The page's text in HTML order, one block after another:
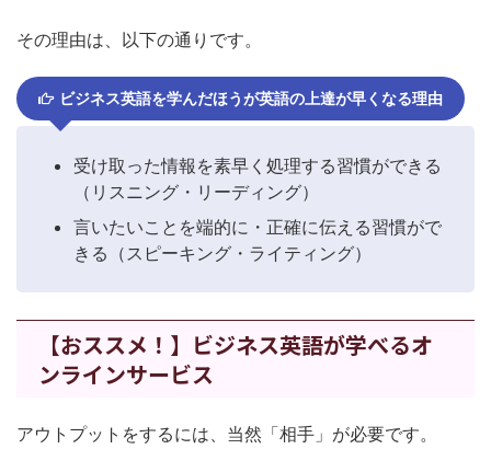
その理由は、以下の通りです。
ビジネス英語を学んだほうが英語の上達が早くなる理由
受け取った情報を素早く処理する習慣ができる
（リスニング・リーディング）
言いたいことを端的に・正確に伝える習慣がで
きる（スピーキング・ライティング）
【おススメ！】ビジネス英語が学べるオ
ンラインサービス
アウトプットをするには、当然「相手」が必要です。